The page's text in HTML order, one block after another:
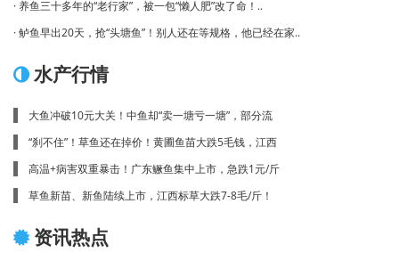
· 养鱼三十多年的“老行家”，被一包“懒人肥”改了命！..
· 鲈鱼早出20天，抢“头塘鱼”！别人还在等规格，他已经在家..
水产行情
大鱼冲破10元大关！中鱼却“卖一塘亏一塘”，部分流
“刹不住”！草鱼还在掉价！黄圃鱼苗大跌5毛钱，江西
高温+病害双重暴击！广东鳜鱼集中上市，急跌1元/斤
草鱼新苗、新鱼陆续上市，江西标草大跌7-8毛/斤！
资讯热点